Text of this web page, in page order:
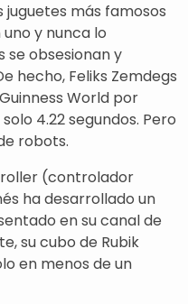
juguetes más famosos
y nunca lo
se obsesionan y
hecho, Feliks Zemdegs
World por
4.22 segundos. Pero
robots.
(controlador
ha desarrollado un
en su canal de
su cubo de Rubik
en menos de un